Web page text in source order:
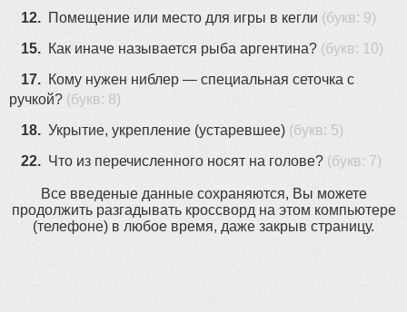
12. Помещение или место для игры в кегли (букв: 9)
15. Как иначе называется рыба аргентина? (букв: 10)
17. Кому нужен ниблер — специальная сеточка с
ручкой? (букв: 8)
18. Укрытие, укрепление (устаревшее) (букв: 5)
22. Что из перечисленного носят на голове? (букв: 7)
Все введеные данные сохраняются, Вы можете
продолжить разгадывать кроссворд на этом компьютере
(телефоне) в любое время, даже закрыв страницу.